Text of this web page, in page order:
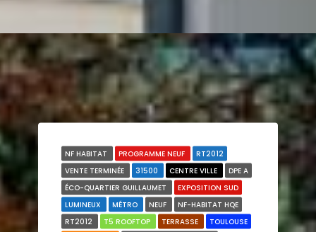
NF HABITAT PROGRAMME NEUF
RT2012
VENTE TERMINÉE
31500 CENTRE VILLE
DPE A
ÉCO-QUARTIER GUILLAUMET
EXPOSITION SUD
LUMINEUX
MÉTRO NEUF
NF-HABITAT HQE
RT2012
T5 ROOFTOP TERRASSE
TOULOUSE